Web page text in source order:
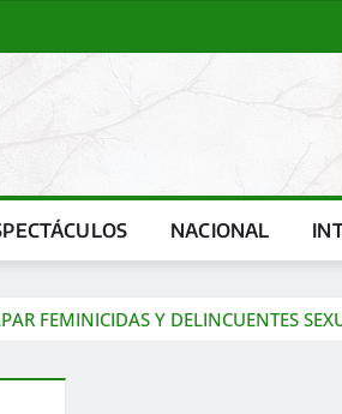
NACIONAL
FEMINICIDAS Y DELINCUENTES